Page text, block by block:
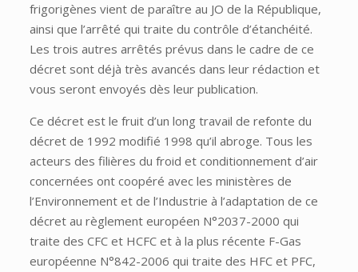
frigorigènes vient de paraître au JO de la République,
ainsi que l’arrêté qui traite du contrôle d’étanchéité.
Les trois autres arrêtés prévus dans le cadre de ce
décret sont déjà très avancés dans leur rédaction et
vous seront envoyés dès leur publication.
Ce décret est le fruit d’un long travail de refonte du
décret de 1992 modifié 1998 qu’il abroge. Tous les
acteurs des filières du froid et conditionnement d’air
concernées ont coopéré avec les ministères de
l’Environnement et de l’Industrie à l’adaptation de ce
décret au règlement européen N°2037-2000 qui
traite des CFC et HCFC et à la plus récente F-Gas
européenne N°842-2006 qui traite des HFC et PFC,